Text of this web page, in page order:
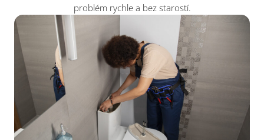
problém rychle a bez starostí.